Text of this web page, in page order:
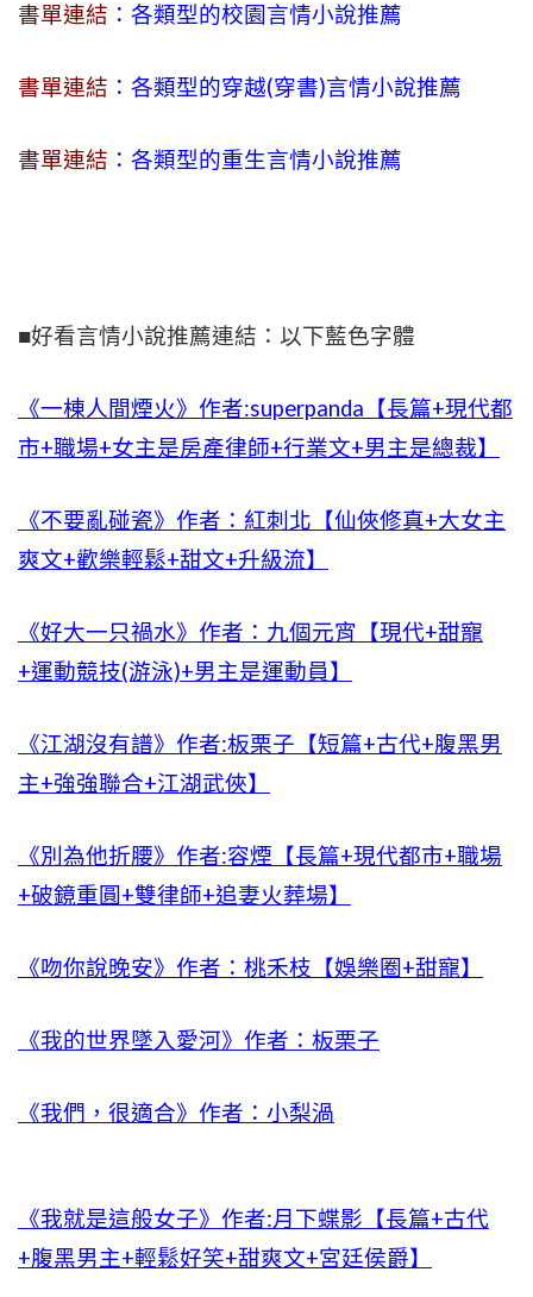
書單連結 ：各類型的校園言情小說推薦
書單連結 ：各類型的穿越(穿書)言情小說推薦
書單連結 ：各類型的重生言情小說推薦
■好看言情小說推薦連結：以下藍色字體
《一棟人間煙火》作者:superpanda【長篇+現代都
市+職場+女主是房產律師+行業文+男主是總裁】
《不要亂碰瓷》作者：紅刺北【仙俠修真+大女主
爽文+歡樂輕鬆+甜文+升級流】
《好大一只禍水》作者：九個元宵【現代+甜寵
+運動競技(游泳)+男主是運動員】
《江湖沒有譜》作者:板栗子【短篇+古代+腹黑男
主+強強聯合+江湖武俠】
《別為他折腰》作者:容煙【長篇+現代都市+職場
+破鏡重圓+雙律師+追妻火葬場】
《吻你說晚安》作者：桃禾枝【娛樂圈+甜寵】
《我的世界墜入愛河》作者：板栗子
《我們，很適合》作者：小梨渦
《我就是這般女子》作者:月下蝶影【長篇+古代
+腹黑男主+輕鬆好笑+甜爽文+宮廷侯爵】